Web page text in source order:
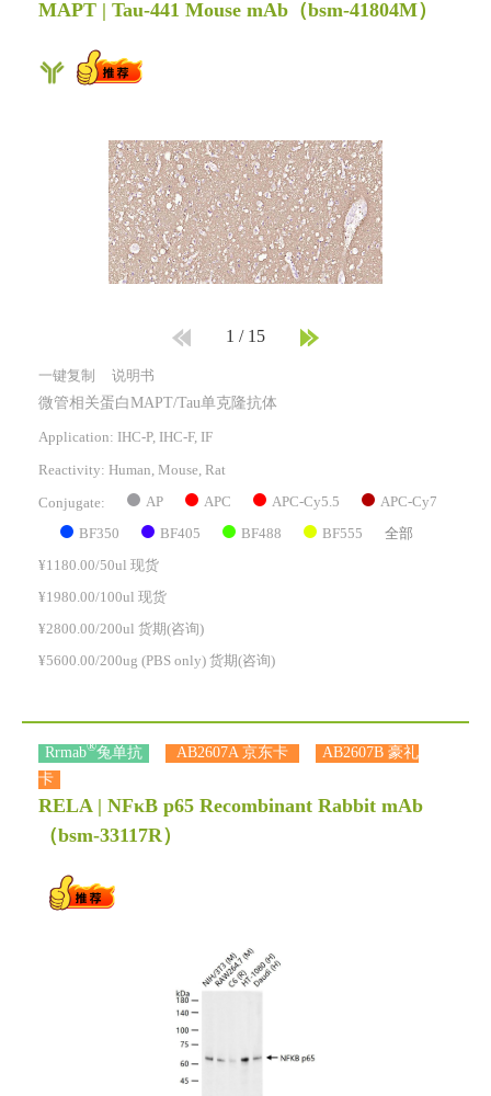
MAPT | Tau-441 Mouse mAb （bsm-41804M）
1 / 15
一键复制 说明书
微管相关蛋白MAPT/Tau单克隆抗体
Application: IHC-P, IHC-F, IF
Reactivity: Human, Mouse, Rat
Conjugate: AP APC APC-Cy5.5 APC-Cy7
BF350 BF405 BF488 BF555 全部
¥1180.00/50ul 现货
¥1980.00/100ul 现货
¥2800.00/200ul 货期(咨询)
¥5600.00/200ug (PBS only) 货期(咨询)
Rrmab®兔单抗 AB2607A 京东卡
AB2607B 豪礼
卡
RELA | NFκB p65 Recombinant Rabbit mAb
（bsm-33117R）